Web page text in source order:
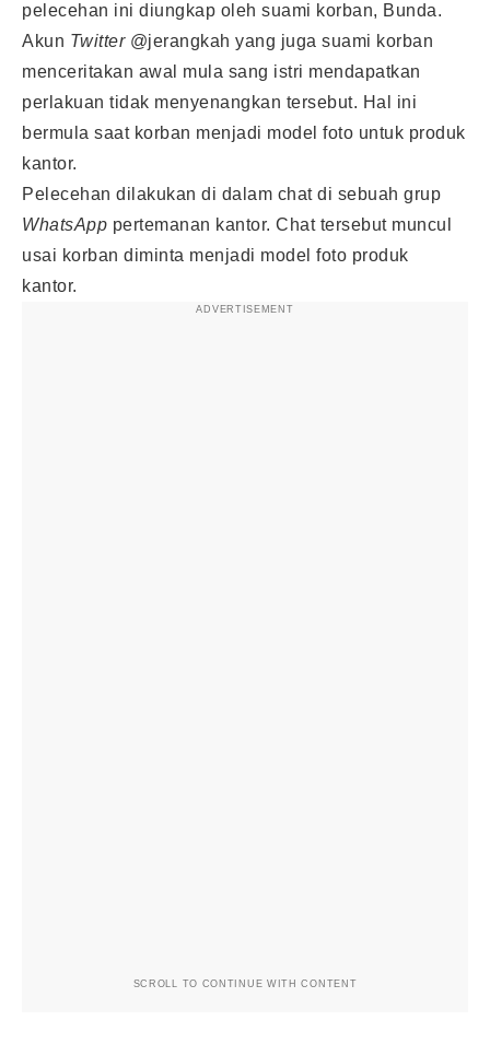
pelecehan ini diungkap oleh suami korban, Bunda.
Akun Twitter@jerangkah yang juga suami korban
menceritakan awal mula sang istri mendapatkan
perlakuan tidak menyenangkan tersebut. Hal ini
bermula saat korban menjadi model foto untuk produk
kantor.
Pelecehan dilakukan di dalam chat di sebuah grup
WhatsApp pertemanan kantor. Chat tersebut muncul
usai korban diminta menjadi model foto produk
kantor.
ADVERTISEMENT
SCROLL TO CONTINUE WITH CONTENT